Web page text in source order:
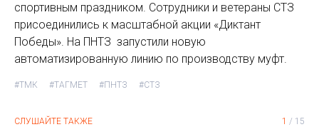
спортивным праздником. Сотрудники и ветераны СТЗ
присоединились к масштабной акции «Диктант
Победы». На ПНТЗ запустили новую
автоматизированную линию по производству муфт.
#ТМК #ТАГМЕТ #ПНТЗ #СТЗ
СЛУШАЙТЕ ТАКЖЕ 1 / 15